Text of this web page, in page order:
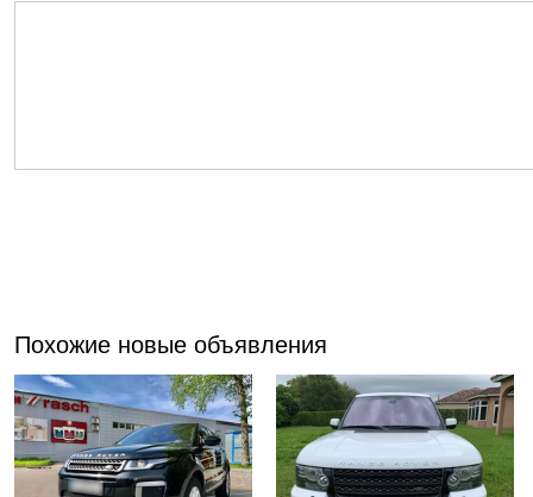
Похожие новые объявления